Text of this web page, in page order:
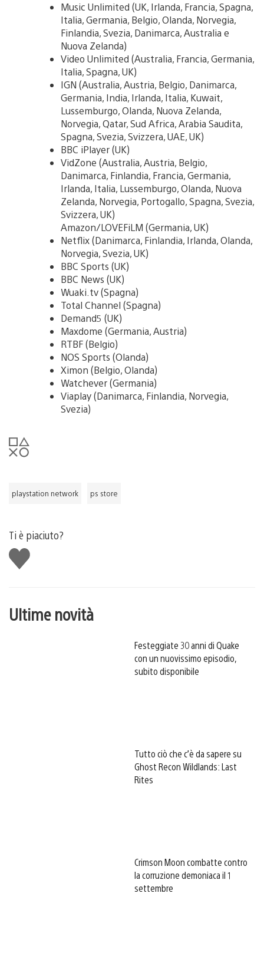
Music Unlimited (UK, Irlanda, Francia, Spagna,
Italia, Germania, Belgio, Olanda, Norvegia,
Finlandia, Svezia, Danimarca, Australia e
Nuova Zelanda)
Video Unlimited (Australia, Francia, Germania,
Italia, Spagna, UK)
IGN (Australia, Austria, Belgio, Danimarca,
Germania, India, Irlanda, Italia, Kuwait,
Lussemburgo, Olanda, Nuova Zelanda,
Norvegia, Qatar, Sud Africa, Arabia Saudita,
Spagna, Svezia, Svizzera, UAE, UK)
BBC iPlayer (UK)
VidZone (Australia, Austria, Belgio,
Danimarca, Finlandia, Francia, Germania,
Irlanda, Italia, Lussemburgo, Olanda, Nuova
Zelanda, Norvegia, Portogallo, Spagna, Svezia,
Svizzera, UK)
Amazon/LOVEFiLM (Germania, UK)
Netflix (Danimarca, Finlandia, Irlanda, Olanda,
Norvegia, Svezia, UK)
BBC Sports (UK)
BBC News (UK)
Wuaki.tv (Spagna)
Total Channel (Spagna)
Demand5 (UK)
Maxdome (Germania, Austria)
RTBF (Belgio)
NOS Sports (Olanda)
Ximon (Belgio, Olanda)
Watchever (Germania)
Viaplay (Danimarca, Finlandia, Norvegia,
Svezia)
playstation network ps store
Ti è piaciuto?
Mi
piace
Ultime novità
Festeggiate 30 anni di Quake
con un nuovissimo episodio,
subito disponibile
Tutto ciò che c’è da sapere su
Ghost Recon Wildlands: Last
Rites
Crimson Moon combatte contro
la corruzione demoniaca il 1
settembre